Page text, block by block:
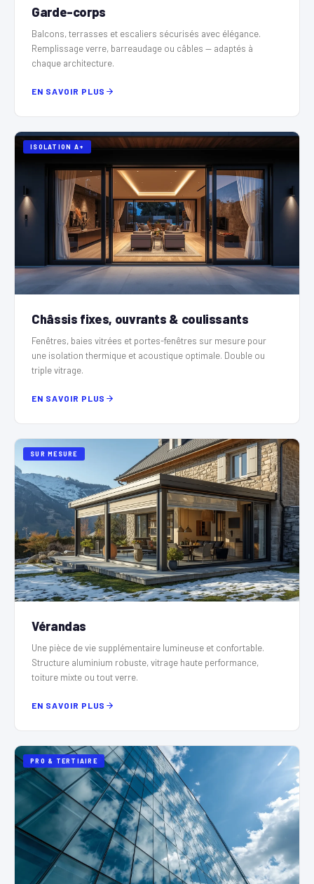
Garde-corps
Balcons, terrasses et escaliers sécurisés avec élégance.
Remplissage verre, barreaudage ou câbles — adaptés à
chaque architecture.
EN SAVOIR PLUS
ISOLATION A+
Châssis fixes, ouvrants & coulissants
Fenêtres, baies vitrées et portes-fenêtres sur mesure pour
une isolation thermique et acoustique optimale. Double ou
triple vitrage.
EN SAVOIR PLUS
SUR MESURE
Vérandas
Une pièce de vie supplémentaire lumineuse et confortable.
Structure aluminium robuste, vitrage haute performance,
toiture mixte ou tout verre.
EN SAVOIR PLUS
PRO & TERTIAIRE